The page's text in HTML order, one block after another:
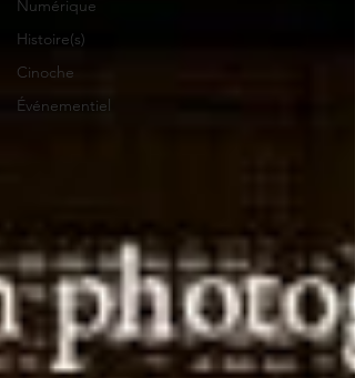
Numérique
Histoire(s)
Cinoche
Événementiel